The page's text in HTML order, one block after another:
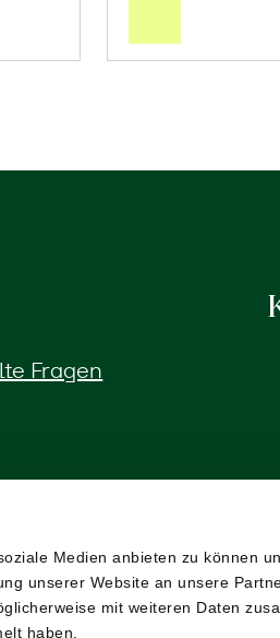
Medien anbieten zu können
unserer Website an unsere
mit weiteren Daten
haben.
Fragen